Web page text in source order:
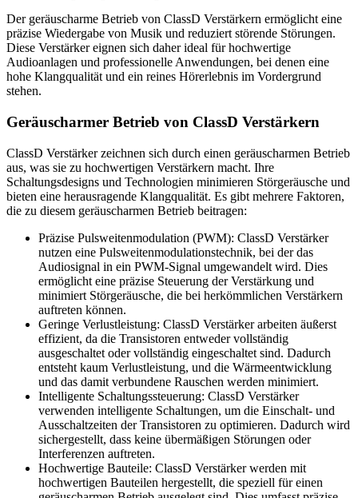
Der geräuscharme Betrieb von ClassD Verstärkern ermöglicht eine
präzise Wiedergabe von Musik und reduziert störende Störungen.
Diese Verstärker eignen sich daher ideal für hochwertige
Audioanlagen und professionelle Anwendungen, bei denen eine
hohe Klangqualität und ein reines Hörerlebnis im Vordergrund
stehen.
Geräuscharmer Betrieb von ClassD Verstärkern
ClassD Verstärker zeichnen sich durch einen geräuscharmen Betrieb
aus, was sie zu hochwertigen Verstärkern macht. Ihre
Schaltungsdesigns und Technologien minimieren Störgeräusche und
bieten eine herausragende Klangqualität. Es gibt mehrere Faktoren,
die zu diesem geräuscharmen Betrieb beitragen:
Präzise Pulsweitenmodulation (PWM): ClassD Verstärker
nutzen eine Pulsweitenmodulationstechnik, bei der das
Audiosignal in ein PWM-Signal umgewandelt wird. Dies
ermöglicht eine präzise Steuerung der Verstärkung und
minimiert Störgeräusche, die bei herkömmlichen Verstärkern
auftreten können.
Geringe Verlustleistung: ClassD Verstärker arbeiten äußerst
effizient, da die Transistoren entweder vollständig
ausgeschaltet oder vollständig eingeschaltet sind. Dadurch
entsteht kaum Verlustleistung, und die Wärmeentwicklung
und das damit verbundene Rauschen werden minimiert.
Intelligente Schaltungssteuerung: ClassD Verstärker
verwenden intelligente Schaltungen, um die Einschalt- und
Ausschaltzeiten der Transistoren zu optimieren. Dadurch wird
sichergestellt, dass keine übermäßigen Störungen oder
Interferenzen auftreten.
Hochwertige Bauteile: ClassD Verstärker werden mit
hochwertigen Bauteilen hergestellt, die speziell für einen